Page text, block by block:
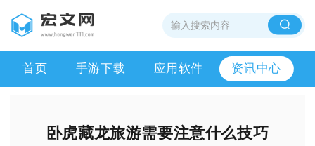
首页 手游下载 应用软件 资讯中心
卧虎藏龙旅游需要注意什么技巧